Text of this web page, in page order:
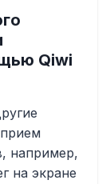
Qiwi
например,
на экране